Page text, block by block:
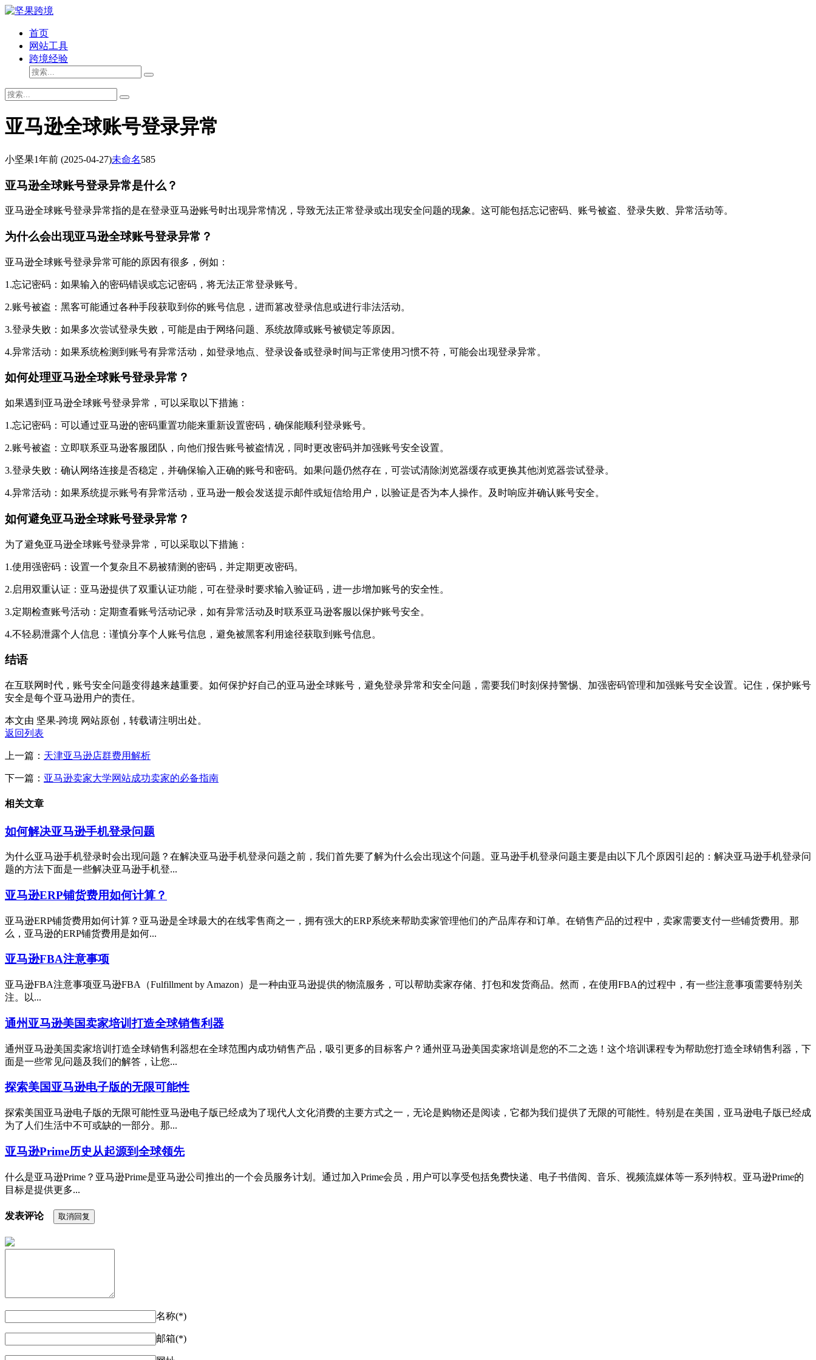
首页
网站工具
跨境经验
亚马逊全球账号登录异常
小坚果1年前 (2025-04-27)未命名585
亚马逊全球账号登录异常是什么？
亚马逊全球账号登录异常指的是在登录亚马逊账号时出现异常情况，导致无法正常登录或出现安全问题的现象。这可能包括忘记密码、账号被盗、登录失败、异常活动等。
为什么会出现亚马逊全球账号登录异常？
亚马逊全球账号登录异常可能的原因有很多，例如：
1.忘记密码：如果输入的密码错误或忘记密码，将无法正常登录账号。
2.账号被盗：黑客可能通过各种手段获取到你的账号信息，进而篡改登录信息或进行非法活动。
3.登录失败：如果多次尝试登录失败，可能是由于网络问题、系统故障或账号被锁定等原因。
4.异常活动：如果系统检测到账号有异常活动，如登录地点、登录设备或登录时间与正常使用习惯不符，可能会出现登录异常。
如何处理亚马逊全球账号登录异常？
如果遇到亚马逊全球账号登录异常，可以采取以下措施：
1.忘记密码：可以通过亚马逊的密码重置功能来重新设置密码，确保能顺利登录账号。
2.账号被盗：立即联系亚马逊客服团队，向他们报告账号被盗情况，同时更改密码并加强账号安全设置。
3.登录失败：确认网络连接是否稳定，并确保输入正确的账号和密码。如果问题仍然存在，可尝试清除浏览器缓存或更换其他浏览器尝试登录。
4.异常活动：如果系统提示账号有异常活动，亚马逊一般会发送提示邮件或短信给用户，以验证是否为本人操作。及时响应并确认账号安全。
如何避免亚马逊全球账号登录异常？
为了避免亚马逊全球账号登录异常，可以采取以下措施：
1.使用强密码：设置一个复杂且不易被猜测的密码，并定期更改密码。
2.启用双重认证：亚马逊提供了双重认证功能，可在登录时要求输入验证码，进一步增加账号的安全性。
3.定期检查账号活动：定期查看账号活动记录，如有异常活动及时联系亚马逊客服以保护账号安全。
4.不轻易泄露个人信息：谨慎分享个人账号信息，避免被黑客利用途径获取到账号信息。
结语
在互联网时代，账号安全问题变得越来越重要。如何保护好自己的亚马逊全球账号，避免登录异常和安全问题，需要我们时刻保持警惕、加强密码管理和加强账号安全设置。记住，保护账号
安全是每个亚马逊用户的责任。
本文由 坚果-跨境 网站原创，转载请注明出处。
返回列表
上一篇： 天津亚马逊店群费用解析
下一篇： 亚马逊卖家大学网站成功卖家的必备指南
相关文章
如何解决亚马逊手机登录问题
为什么亚马逊手机登录时会出现问题？在解决亚马逊手机登录问题之前，我们首先要了解为什么会出现这个问题。亚马逊手机登录问题主要是由以下几个原因引起的：解决亚马逊手机登录问
题的方法下面是一些解决亚马逊手机登...
亚马逊ERP铺货费用如何计算？
亚马逊ERP铺货费用如何计算？亚马逊是全球最大的在线零售商之一，拥有强大的ERP系统来帮助卖家管理他们的产品库存和订单。在销售产品的过程中，卖家需要支付一些铺货费用。那
么，亚马逊的ERP铺货费用是如何...
亚马逊FBA注意事项
亚马逊FBA注意事项亚马逊FBA（Fulfillment by Amazon）是一种由亚马逊提供的物流服务，可以帮助卖家存储、打包和发货商品。然而，在使用FBA的过程中，有一些注意事项需要特别关
注。以...
通州亚马逊美国卖家培训打造全球销售利器
通州亚马逊美国卖家培训打造全球销售利器想在全球范围内成功销售产品，吸引更多的目标客户？通州亚马逊美国卖家培训是您的不二之选！这个培训课程专为帮助您打造全球销售利器，下
面是一些常见问题及我们的解答，让您...
探索美国亚马逊电子版的无限可能性
探索美国亚马逊电子版的无限可能性亚马逊电子版已经成为了现代人文化消费的主要方式之一，无论是购物还是阅读，它都为我们提供了无限的可能性。特别是在美国，亚马逊电子版已经成
为了人们生活中不可或缺的一部分。那...
亚马逊Prime历史从起源到全球领先
什么是亚马逊Prime？亚马逊Prime是亚马逊公司推出的一个会员服务计划。通过加入Prime会员，用户可以享受包括免费快递、电子书借阅、音乐、视频流媒体等一系列特权。亚马逊Prime的
目标是提供更多...
发表评论 取消回复
名称(*)
邮箱(*)